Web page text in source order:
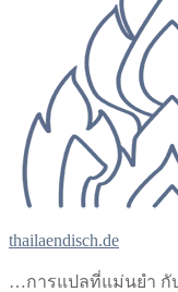
thailaendisch.de
…การแปลที่แม่นยำ กั